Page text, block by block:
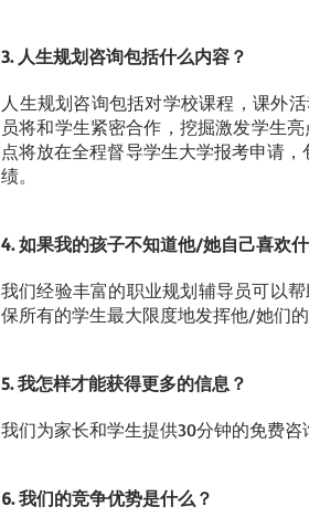
3. 人生规划咨询包括什么内容？
人生规划咨询包括对学校课程，课外
员将和学生紧密合作，挖掘激发学生
点将放在全程督导学生大学报考申请
绩。
4. 如果我的孩子不知道他/她自己喜欢
我们经验丰富的职业规划辅导员可以
保所有的学生最大限度地发挥他/她们的
5. 我怎样才能获得更多的信息？
我们为家长和学生提供30分钟的免费咨
6. 我们的竞争优势是什么？